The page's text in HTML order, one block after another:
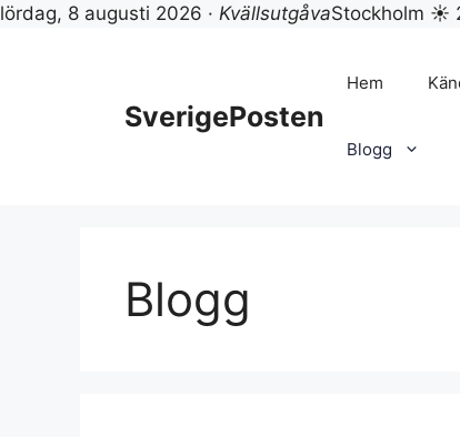
lördag, 8 augusti 2026 · KvällsutgåvaStockholm ☀
SverigePosten
Hem
Blogg
Blogg